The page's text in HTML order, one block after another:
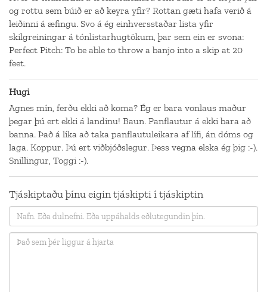
og rottu sem búið er að keyra yfir? Rottan gæti hafa verið á
leiðinni á æfingu. Svo á ég einhversstaðar lista yfir
skilgreiningar á tónlistarhugtökum, þar sem ein er svona:
Perfect Pitch: To be able to throw a banjo into a skip at 20
feet.
Hugi
Agnes mín, ferðu ekki að koma? Ég er bara vonlaus maður
þegar þú ert ekki á landinu! Baun. Panflautur á ekki bara að
banna. Það á líka að taka panflautuleikara af lífi, án dóms og
laga. Koppur. Þú ert viðbjóðslegur. Þess vegna elska ég þig :-).
Snillingur, Toggi :-).
Tjáskiptaðu þínu eigin tjáskipti í tjáskiptin